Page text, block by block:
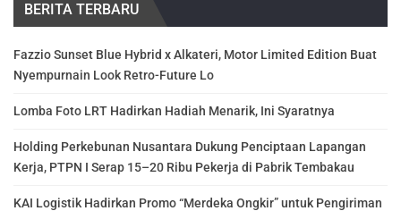
BERITA TERBARU
Fazzio Sunset Blue Hybrid x Alkateri, Motor Limited Edition Buat
Nyempurnain Look Retro-Future Lo
Lomba Foto LRT Hadirkan Hadiah Menarik, Ini Syaratnya
Holding Perkebunan Nusantara Dukung Penciptaan Lapangan
Kerja, PTPN I Serap 15–20 Ribu Pekerja di Pabrik Tembakau
KAI Logistik Hadirkan Promo “Merdeka Ongkir” untuk Pengiriman